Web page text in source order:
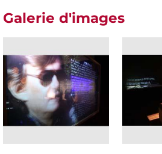
Galerie d'images